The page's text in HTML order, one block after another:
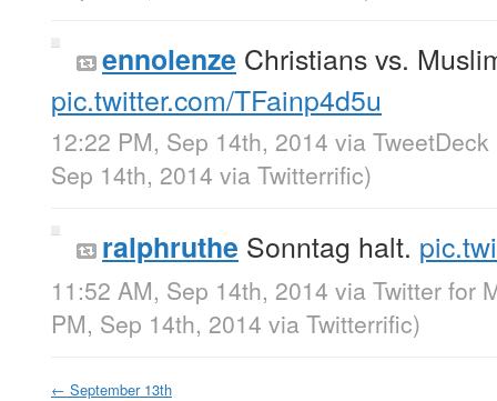
ennolenze Christians vs.
pic.twitter.com/TFainp4d5u
12:22 PM, Sep 14th, 2014 via TweetDeck
Sep 14th, 2014 via Twitterrific)
ralphruthe Sonntag halt.
11:52 AM, Sep 14th, 2014 via Twitter for
PM, Sep 14th, 2014 via Twitterrific)
← September 13th